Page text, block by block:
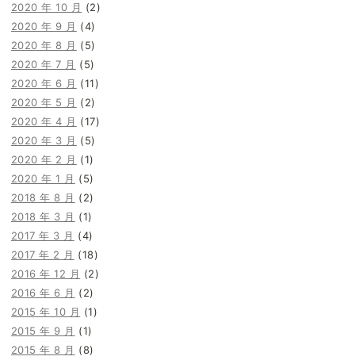
2020 年 10 月 (2)
2020 年 9 月 (4)
2020 年 8 月 (5)
2020 年 7 月 (5)
2020 年 6 月 (11)
2020 年 5 月 (2)
2020 年 4 月 (17)
2020 年 3 月 (5)
2020 年 2 月 (1)
2020 年 1 月 (5)
2018 年 8 月 (2)
2018 年 3 月 (1)
2017 年 3 月 (4)
2017 年 2 月 (18)
2016 年 12 月 (2)
2016 年 6 月 (2)
2015 年 10 月 (1)
2015 年 9 月 (1)
2015 年 8 月 (8)